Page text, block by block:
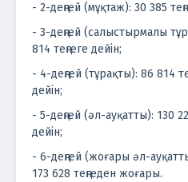
- 2-деңгей (мұқтаж): 30 385
- 3-деңгей (салыстырмалы
814 теңгеге дейін;
- 4-деңгей (тұрақты): 86 814
дейін;
- 5-деңгей (әл-ауқатты): 130
дейін;
- 6-деңгей (жоғары әл-
173 628 теңгеден жоғары.